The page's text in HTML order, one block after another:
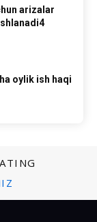
arizalar
oylik ish haqi